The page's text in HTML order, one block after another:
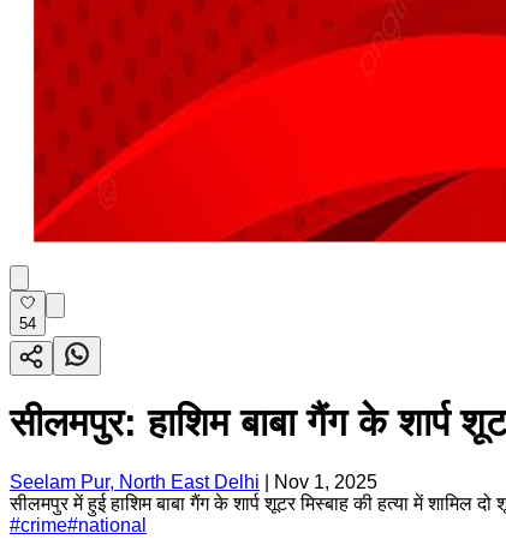
54
सीलमपुर: हाशिम बाबा गैंग के शार्प
Seelam Pur, North East Delhi
Nov 1, 2025
सीलमपुर में हुई हाशिम बाबा गैंग के शार्प शूटर मिस्बाह की हत्या में शामिल
#crime#national